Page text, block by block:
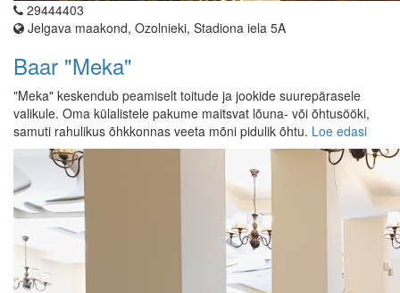
29444403
Jelgava maakond, Ozolnieki, Stadiona iela 5A
Baar "Meka"
"Meka" keskendub peamiselt toitude ja jookide suurepärasele
valikule. Oma külalistele pakume maitsvat lõuna- või õhtusööki,
samuti rahulikus õhkkonnas veeta mõni pidulik õhtu. Loe edasi